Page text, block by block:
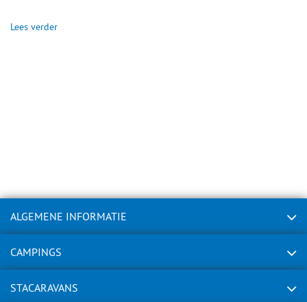
Lees verder
ALGEMENE INFORMATIE
CAMPINGS
STACARAVANS